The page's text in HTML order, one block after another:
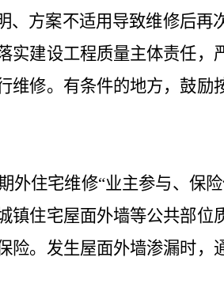
、方案不适用导致维修后再
实建设工程质量主体责任，
维修。有条件的地方，鼓励
住宅维修“业主参与、保
住宅屋面外墙等公共部位
。发生屋面外墙渗漏时，